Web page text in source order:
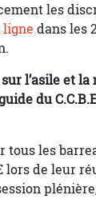
les
ligne dans les
l’asile et
du
tous les
lors de leur